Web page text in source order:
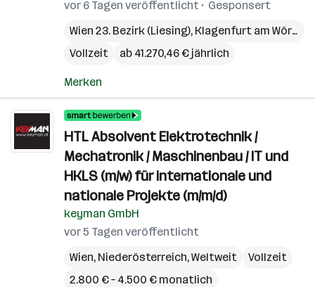
vor 6 Tagen veröffentlicht
Gesponsert
Wien 23. Bezirk (Liesing), Klagenfurt am Wörthersee
Vollzeit
ab 41.270,46 € jährlich
Merken
HTL Absolvent Elektrotechnik /
Mechatronik / Maschinenbau / IT und
HKLS (m/w) für internationale und
nationale Projekte (m/m/d)
keyman GmbH
vor 5 Tagen veröffentlicht
Wien, Niederösterreich,Weltweit
Vollzeit
2.800 € – 4.500 € monatlich